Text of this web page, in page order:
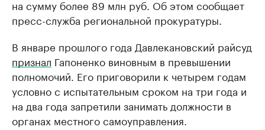
на сумму более 89 млн руб. Об этом сообщает
пресс-служба региональной прокуратуры.
В январе прошлого года Давлекановский райсуд
признал Гапоненко виновным в превышении
полномочий. Его приговорили к четырем годам
условно с испытательным сроком на три года и
на два года запретили занимать должности в
органах местного самоуправления.